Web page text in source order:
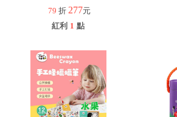
79 折 277元
紅利 1 點